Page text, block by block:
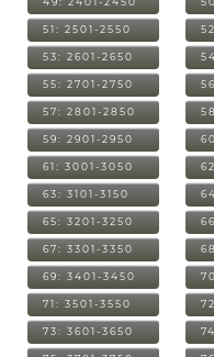
51: 2501-2550
53: 2601-2650
55: 2701-2750
57: 2801-2850
59: 2901-2950
61: 3001-3050
63: 3101-3150
65: 3201-3250
67: 3301-3350
69: 3401-3450
71: 3501-3550
73: 3601-3650